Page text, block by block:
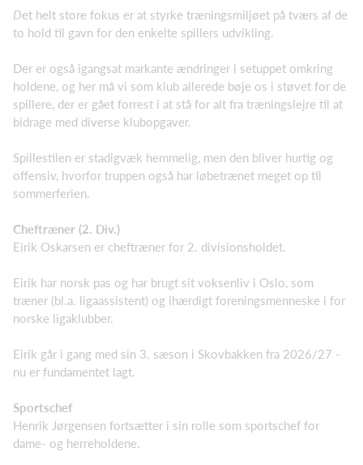
Det helt store fokus er at styrke træningsmiljøet på tværs af de
to hold til gavn for den enkelte spillers udvikling.
Der er også igangsat markante ændringer i setuppet omkring
holdene, og her må vi som klub allerede bøje os i støvet for de
spillere, der er gået forrest i at stå for alt fra træningslejre til at
bidrage med diverse klubopgaver.
Spillestilen er stadigvæk hemmelig, men den bliver hurtig og
offensiv, hvorfor truppen også har løbetrænet meget op til
sommerferien.
Cheftræner (2. Div.)
Eirik Oskarsen er cheftræner for 2. divisionsholdet.
Eirik har norsk pas og har brugt sit voksenliv i Oslo, som
træner (bl.a. ligaassistent) og ihærdigt foreningsmenneske i for
norske ligaklubber.
Eirik går i gang med sin 3. sæson i Skovbakken fra 2026/27 -
nu er fundamentet lagt.
Sportschef
Henrik Jørgensen fortsætter i sin rolle som sportschef for
dame- og herreholdene.